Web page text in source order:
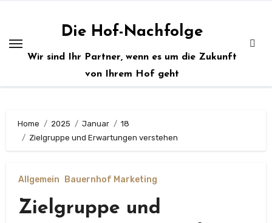
springen
Die Hof-Nachfolge
Wir sind Ihr Partner, wenn es um die Zukunft
von Ihrem Hof geht
Home 2025 Januar
18
Zielgruppe und Erwartungen verstehen
Allgemein Bauernhof Marketing
Zielgruppe und